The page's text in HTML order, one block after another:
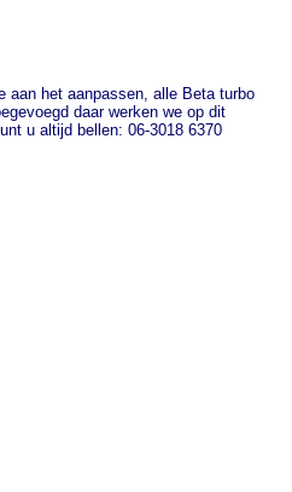
aan het aanpassen, alle Beta turbo
daar werken we op dit
u altijd bellen: 06-3018 6370